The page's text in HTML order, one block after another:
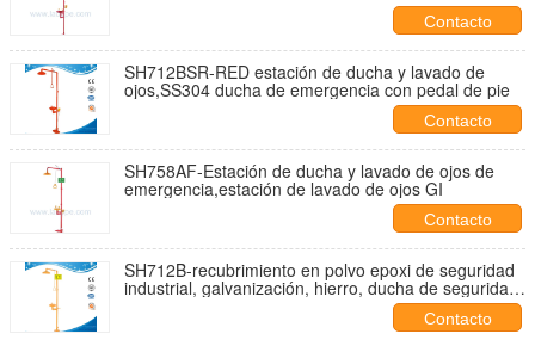
Contacto
SH712BSR-RED estación de ducha y lavado de
ojos,SS304 ducha de emergencia con pedal de pie
Contacto
SH758AF-Estación de ducha y lavado de ojos de
emergencia,estación de lavado de ojos GI
Contacto
SH712B-recubrimiento en polvo epoxi de seguridad
industrial, galvanización, hierro, ducha de seguridad,
lavaojos, acero al carbono, color amarillo
Contacto